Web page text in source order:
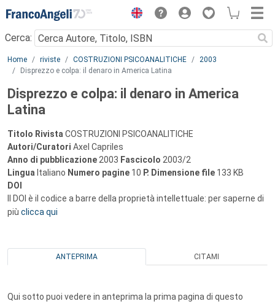
Menu
Cerca:
Main content
Home riviste COSTRUZIONI PSICOANALITICHE
2003
Disprezzo e colpa: il denaro in America Latina
Disprezzo e colpa: il denaro in America
Latina
Titolo Rivista COSTRUZIONI PSICOANALITICHE
Autori/Curatori Axel Capriles
Anno di pubblicazione 2003 Fascicolo 2003/2
Lingua Italiano Numero pagine 10 P. Dimensione file 133 KB
DOI
Il DOI è il codice a barre della proprietà intellettuale: per saperne di
più clicca qui
ANTEPRIMA CITAMI
Qui sotto puoi vedere in anteprima la prima pagina di questo